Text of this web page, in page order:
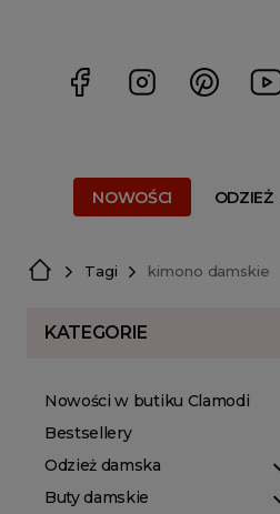
NOWOŚCI ODZIEŻ
Tagi kimono damskie
KATEGORIE
Nowości w butiku Clamodi
Bestsellery
Odzież damska
Buty damskie